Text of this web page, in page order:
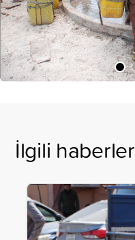
İlgili haberler